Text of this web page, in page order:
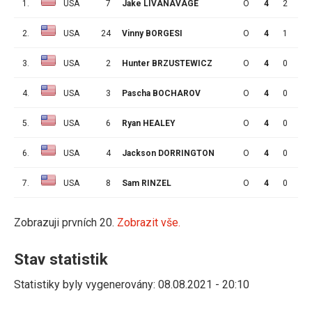
1. USA 7 Jake LIVANAVAGE O 4 2
2. USA 24 Vinny BORGESI O 4 1
3. USA 2 Hunter BRZUSTEWICZ O 4 0
4. USA 3 Pascha BOCHAROV O 4 0
5. USA 6 Ryan HEALEY O 4 0
6. USA 4 Jackson DORRINGTON O 4 0
7. USA 8 Sam RINZEL O 4 0
Zobrazuji prvních 20. Zobrazit vše.
Stav statistik
Statistiky byly vygenerovány: 08.08.2021 - 20:10